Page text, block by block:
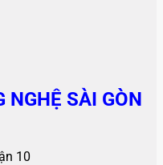
NGHỆ SÀI GÒN
10